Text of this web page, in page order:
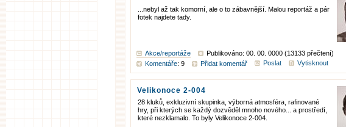
...nebyl až tak komorní, ale o to zábavnější. Malou reportáž a pár
fotek najdete tady.
Akce/reportáže
Publikováno: 00. 00. 0000 (13133 přečtení)
Komentáře: 9 Přidat komentář Poslat Vytisknout
Velikonoce 2-004
28 kluků, exkluzivní skupinka, výborná atmosféra, rafinované
hry, při kterých se každý dozvěděl mnoho nového... a prostředí,
které nezklamalo. To byly Velikonoce 2-004.